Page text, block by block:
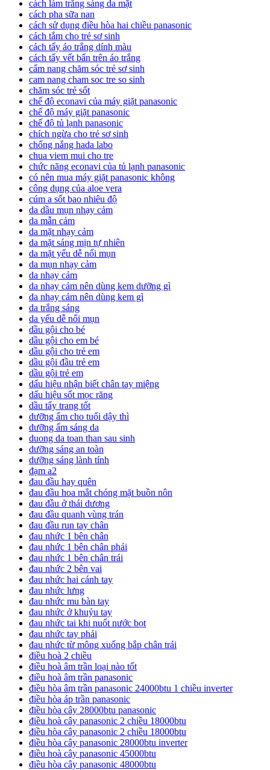
cách làm trắng sáng da mặt
cách pha sữa nan
cách sử dụng điều hòa hai chiều panasonic
cách tắm cho trẻ sơ sinh
cách tẩy áo trắng dính màu
cách tẩy vết bẩn trên áo trắng
cẩm nang chăm sóc trẻ sơ sinh
cam nang cham soc tre so sinh
chăm sóc trẻ sốt
chế độ econavi của máy giặt panasonic
chế độ máy giặt panasonic
chế độ tủ lạnh panasonic
chích ngừa cho trẻ sơ sinh
chống nắng hada labo
chua viem mui cho tre
chức năng econavi của tủ lạnh panasonic
có nên mua máy giặt panasonic không
công dụng của aloe vera
cúm a sốt bao nhiêu độ
da dầu mụn nhạy cảm
da mẫn cảm
da mặt nhạy cảm
da mặt sáng mịn tự nhiên
da mặt yếu dễ nổi mụn
da mụn nhạy cảm
da nhạy cảm
da nhạy cảm nên dùng kem dưỡng gì
da nhạy cảm nên dùng kem gì
da trắng sáng
da yếu dễ nổi mụn
dầu gội cho bé
dầu gội cho em bé
dầu gội cho trẻ em
dầu gội đầu trẻ em
dầu gội trẻ em
dấu hiệu nhận biết chân tay miệng
dấu hiệu sốt mọc răng
dầu tẩy trang tốt
dưỡng ẩm cho tuổi dậy thì
dưỡng ẩm sáng da
duong da toan than sau sinh
dưỡng sáng an toàn
dưỡng sáng lành tính
đạm a2
đau đầu hay quên
đau đầu hoa mắt chóng mặt buồn nôn
đau đầu ở thái dương
đau đầu quanh vùng trán
đau đầu run tay chân
đau nhức 1 bên chân
đau nhức 1 bên chân phải
đau nhức 1 bên chân trái
đau nhức 2 bên vai
đau nhức hai cánh tay
đau nhức lưng
đau nhức mu bàn tay
đau nhức ở khuỷu tay
đau nhức tai khi nuốt nước bọt
đau nhức tay phải
đau nhức từ mông xuống bắp chân trái
điều hoà 2 chiều
điều hoà âm trần loại nào tốt
điều hoà âm trần panasonic
điều hòa âm trần panasonic 24000btu 1 chiều inverter
điều hòa áp trần panasonic
điều hòa cây 28000btu panasonic
điều hoà cây panasonic 2 chiều 18000btu
điều hòa cây panasonic 2 chiều 18000btu
điều hòa cây panasonic 28000btu inverter
điều hoà cây panasonic 45000btu
điều hòa cây panasonic 48000btu